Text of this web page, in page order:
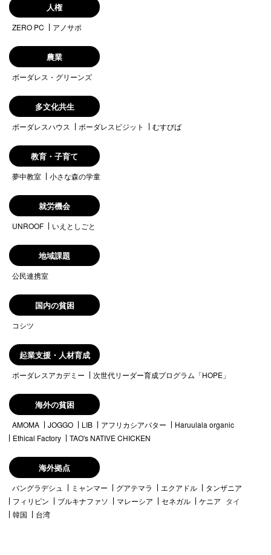
人権
ZERO PC アノサポ
農業
ボーダレス・グリーンズ
多文化共生
ボーダレスハウス ボーダレスビジット むすびば
教育・子育て
夢中教室 小さな森の学童
就労機会
UNROOF いえとしごと
地域課題
公民連携室
国内の貧困
コシツ
起業支援・人材育成
ボーダレスアカデミー 次世代リーダー育成プログラム「HOPE」
海外の貧困
AMOMA JOGGO LIB アフリカシアバター
Haruulala organic
Ethical Factory
TAO's NATIVE CHICKEN
海外拠点
バングラデシュ ミャンマー グアテマラ エクアドル
タンザニア
フィリピン
ブルキナファソ マレーシア セネガル ケニア タイ
韓国
台湾